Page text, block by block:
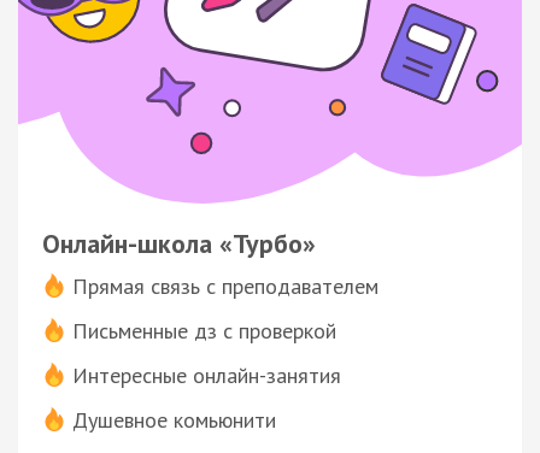
Онлайн-школа «Турбо»
Прямая связь с преподавателем
Письменные дз с проверкой
Интересные онлайн-занятия
Душевное комьюнити